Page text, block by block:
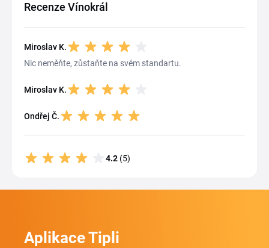
Recenze Vínokrál
Miroslav K.
Nic neměňte, zůstaňte na svém standartu.
Miroslav K.
Ondřej Č.
4.2 (5)
Aplikace Tipli